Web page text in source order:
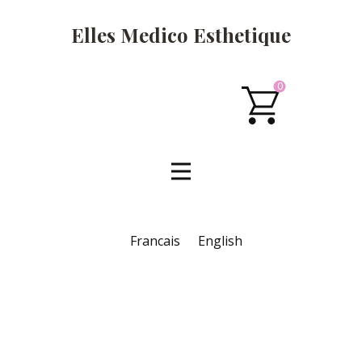
Elles Medico Esthetique
0